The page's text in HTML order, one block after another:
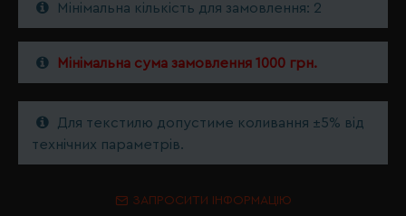
Мінімальна кількість для замовлення: 2
Мінімальна сума замовлення 1000 грн.
Для текстилю допустиме коливання ±5% від
технічних параметрів.
ЗАПРОСИТИ ІНФОРМАЦІЮ